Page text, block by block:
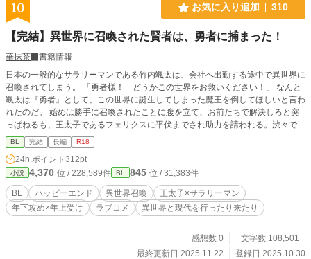
10 お気に入り追加 310
【完結】異世界に召喚された賢者は、勇者に捕まった！
華抹茶
書籍情報
日本の一般的なサラリーマンである竹内颯太は、会社へ出勤する途中で異世界に
召喚されてしまう。 「勇者様！ どうかこの世界をお救いください！」 なんと
颯太は『勇者』として、この世界に誕生してしまった魔王を倒してほしいと言わ
れたのだ。 始めは勝手に召喚されたことに腹を立て、お前たちで解決しろと突
っぱねるも、王太子であるフェリクスに平伏までされ助力を請われる。渋々では
あったが、結局魔王討伐を了承することに。 魔王討伐も無事に成功し、颯太は
元の世界へと戻ることになった。 「ソウタ、私の気持ちを受け取ってくれない
か？ 私はあなたがいてくれるなら、どんなことだってやれる。あなたを幸せに
すると誓う。だからどうか、どうか私の気持ちを受け取ってください」 「ごめ
ん。俺はお前の気持ちを受け取れない」 元の世界へ帰る前日、フェリクスに告
白される颯太。だが颯太はそれを断り、ひとり元の世界へと戻った。のだが――
「なんでまた召喚されてんだよぉぉぉぉぉ！！」 『勇者』となった王太子×『勇
済み。全30話。 ●10話まで1日2話更新（12時と19時）。その後は1日1話更新
（19時） ●Rシーンには※印が付いています。
BL 完結 長編 R18
24h.ポイント 312pt
小説 4,370 位 / 228,589件 BL 845 位 / 31,383件
BL ハッピーエンド 異世界召喚
王太子×サラリーマン
年下攻め×年上受け
ラブコメ 異世界と現代を行ったり来たり
感想数 0
文字数 108,501
最終更新日 2025.11.22
登録日 2025.10.30